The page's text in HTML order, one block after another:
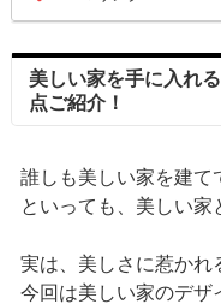
美しい家を手に入れ
点ご紹介！
誰しも美しい家を建て
といっても、美しい家
実は、美しさに惹かれ
今回は美しい家のデザ